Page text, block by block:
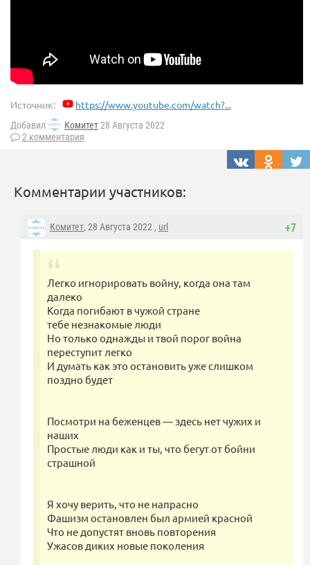
Источник: https://www.youtube.com/watch?...
Добавил Комитет28 Августа 2022
2 комментария
Комментарии участников:
+7
Комитет, 28 Августа 2022 , url
Легко игнорировать войну, когда она там
далеко
Когда погибают в чужой стране
тебе незнакомые люди
Но только однажды и твой порог война
переступит легко
И думать как это остановить уже слишком
поздно будет
Посмотри на беженцев — здесь нет чужих и
наших
Простые люди как и ты, что бегут от бойни
страшной
Я хочу верить, что не напрасно
Фашизм остановлен был армией красной
Что не допустят вновь повторения
Ужасов диких новые поколения